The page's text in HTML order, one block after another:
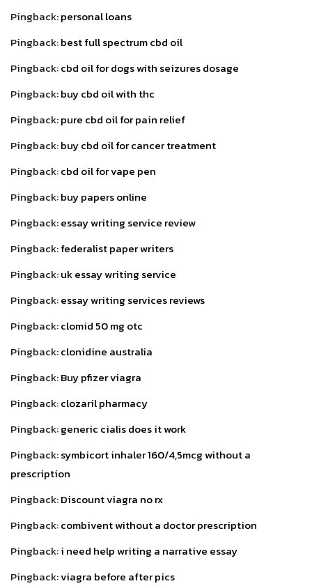
Pingback:personal loans
Pingback:best full spectrum cbd oil
Pingback:cbd oil for dogs with seizures dosage
Pingback:buy cbd oil with thc
Pingback:pure cbd oil for pain relief
Pingback:buy cbd oil for cancer treatment
Pingback:cbd oil for vape pen
Pingback:buy papers online
Pingback:essay writing service review
Pingback:federalist paper writers
Pingback:uk essay writing service
Pingback:essay writing services reviews
Pingback:clomid 50 mg otc
Pingback:clonidine australia
Pingback:Buy pfizer viagra
Pingback:clozaril pharmacy
Pingback:generic cialis does it work
Pingback:symbicort inhaler 160/4,5mcg without a
prescription
Pingback:Discount viagra no rx
Pingback:combivent without a doctor prescription
Pingback:i need help writing a narrative essay
Pingback:viagra before after pics